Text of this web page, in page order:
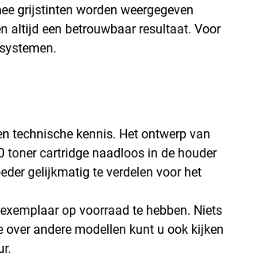
grijstinten worden weergegeven
altijd een betrouwbaar resultaat. Voor
technische kennis. Het ontwerp van
toner cartridge naadloos in de houder
gelijkmatig te verdelen voor het
op voorraad te hebben. Niets
andere modellen kunt u ook kijken